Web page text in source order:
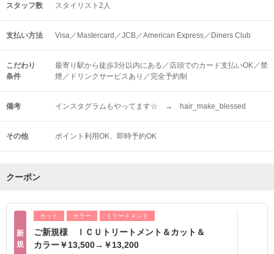
スタッフ数 スタイリスト2人
支払い方法 Visa／Mastercard／JCB／American Express／Diners Club
こだわり
条件
最寄り駅から徒歩3分以内にある／店頭でのカード支払いOK／禁
煙／ドリンクサービスあり／完全予約制
備考 インスタグラムもやってます☆ → hair_make_blessed
その他 ポイント利用OK 即時予約OK
クーポン
新
規
カット カラー トリートメント
ご新規様 ＩＣＵトリートメント＆カット＆
カラー￥13,500→￥13,200